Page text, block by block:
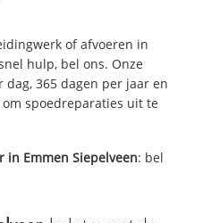
of afvoeren in
hulp, bel ons. Onze
365 dagen per jaar en
spoedreparaties uit te
in Emmen Siepelveen: bel